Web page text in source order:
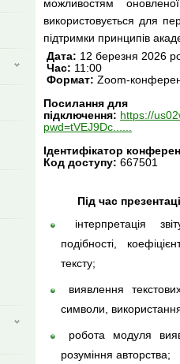
можливостям
використовується для
підтримки принципів
Дата: 12 березня 2026
Час: 11:00
Формат: Zoom-
Посилання для
підключення: https://
pwd=tVEJ9Dc......
Ідентифікатор
Код доступу: 667501
Під час
інтерпретація
подібності,
тексту;
виявлення
символи,
робота модуля
розуміння авторства;